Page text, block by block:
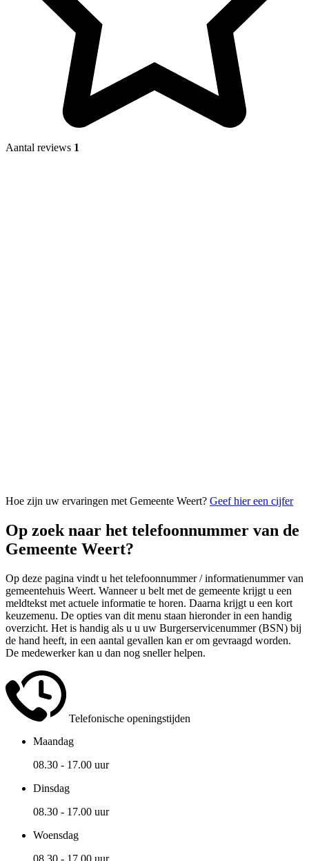
Aantal reviews 1
Hoe zijn uw ervaringen met Gemeente Weert? Geef hier een cijfer
Op zoek naar het telefoonnummer van de
Gemeente Weert?
Op deze pagina vindt u het telefoonnummer / informatienummer van
gemeentehuis Weert. Wanneer u belt met de gemeente krijgt u een
meldtekst met actuele informatie te horen. Daarna krijgt u een kort
keuzemenu. De opties van dit menu staan hieronder in een handig
overzicht. Het is handig als u u uw Burgerservicenummer (BSN) bij
de hand heeft, in een aantal gevallen kan er om gevraagd worden.
De medewerker kan u dan nog sneller helpen.
Telefonische openingstijden
Maandag
08.30 - 17.00 uur
Dinsdag
08.30 - 17.00 uur
Woensdag